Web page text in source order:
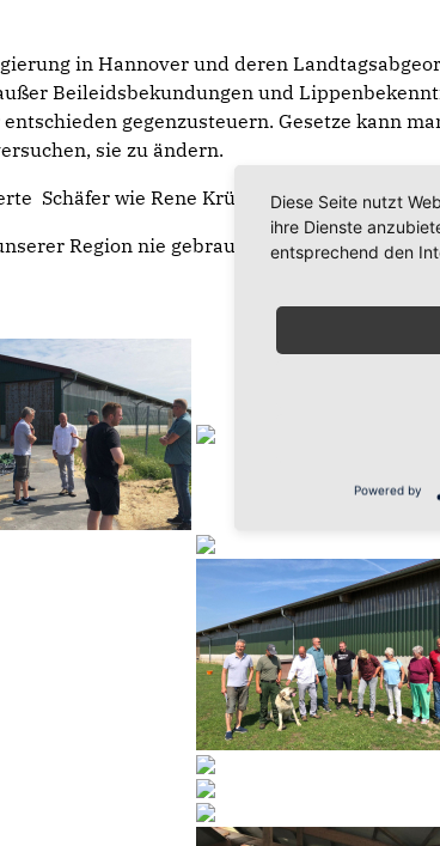
in Hannover und deren
Beileidsbekundungen und
gegenzusteuern. Gesetze kann
sie zu ändern.
Schäfer wie Rene Krüger aus Wersabe.
Region nie gebraucht oder vermisst.
Diese Seite nutzt
ihre Dienste
entsprechend den
Powered by